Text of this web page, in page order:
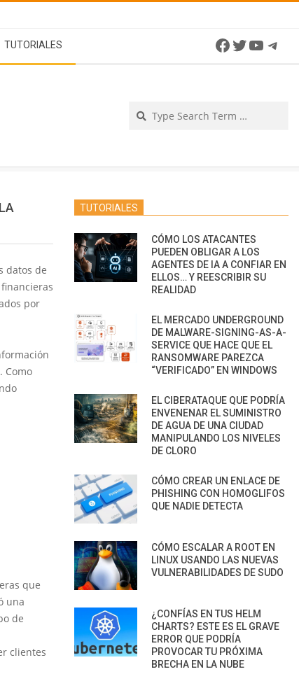
TUTORIALES Facebook
Twitter
datos de
por
Como
que
una
de
clientes
TUTORIALES
CÓMO LOS ATACANTES
PUEDEN OBLIGAR A LOS
AGENTES DE IA A CONFIAR EN
ELLOS… Y REESCRIBIR SU
REALIDAD
EL MERCADO UNDERGROUND
DE MALWARE-SIGNING-AS-A-
SERVICE QUE HACE QUE EL
RANSOMWARE PAREZCA
“VERIFICADO” EN WINDOWS
EL CIBERATAQUE QUE PODRÍA
ENVENENAR EL SUMINISTRO
DE AGUA DE UNA CIUDAD
MANIPULANDO LOS NIVELES
DE CLORO
CÓMO CREAR UN ENLACE DE
PHISHING CON HOMOGLIFOS
QUE NADIE DETECTA
CÓMO ESCALAR A ROOT EN
LINUX USANDO LAS NUEVAS
VULNERABILIDADES DE SUDO
¿CONFÍAS EN TUS HELM
CHARTS? ESTE ES EL GRAVE
ERROR QUE PODRÍA
PROVOCAR TU PRÓXIMA
BRECHA EN LA NUBE